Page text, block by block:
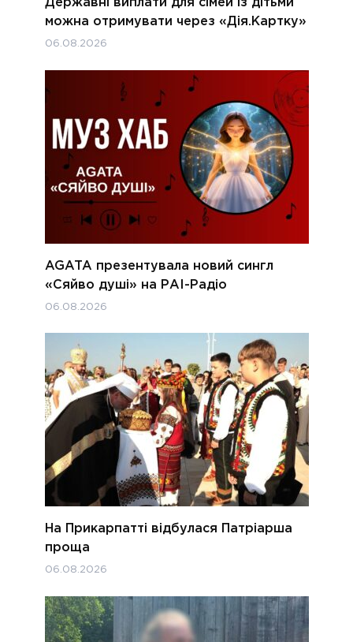
Державні виплати для сімей із дітьми
можна отримувати через «Дія.Картку»
06.08.2026
AGATA презентувала новий сингл
«Сяйво душі» на РАІ-Радіо
06.08.2026
На Прикарпатті відбулася Патріарша
проща
06.08.2026